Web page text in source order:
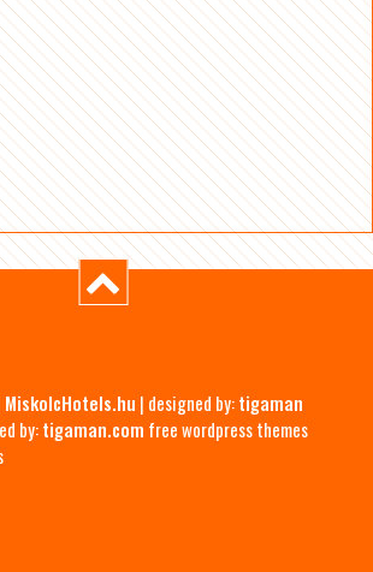
MiskolcHotels.hu | designed by:tigaman
by:tigaman.com free wordpress themes